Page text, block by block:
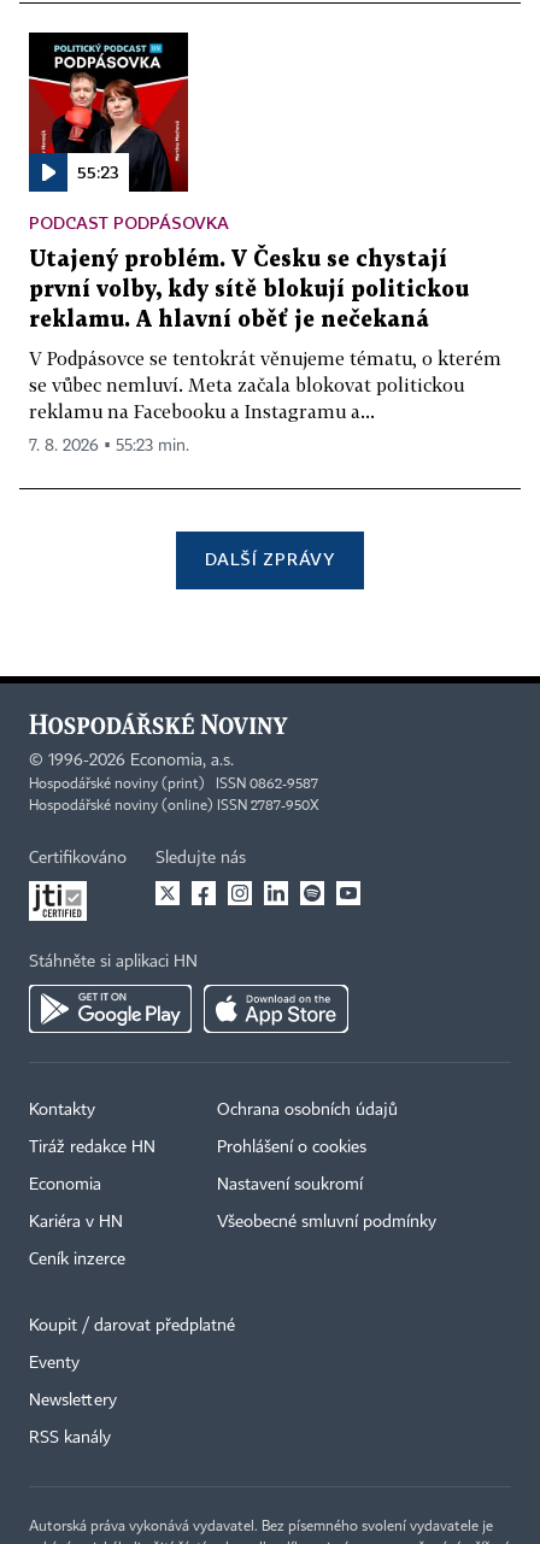
55:23
PODCAST PODPÁSOVKA
Utajený problém. V Česku se chystají
první volby, kdy sítě blokují politickou
reklamu. A hlavní oběť je nečekaná
V Podpásovce se tentokrát věnujeme tématu, o kterém
se vůbec nemluví. Meta začala blokovat politickou
reklamu na Facebooku a Instagramu a...
7. 8. 2026 ▪ 55:23 min.
DALŠÍ ZPRÁVY
© 1996-2026 Economia, a.s.
Hospodářské noviny (print) ISSN 0862-9587
Hospodářské noviny (online) ISSN 2787-950X
Certifikováno Sledujte nás
Stáhněte si aplikaci HN
Kontakty
Tiráž redakce HN
Economia
Kariéra v HN
Ceník inzerce
Ochrana osobních údajů
Prohlášení o cookies
Nastavení soukromí
Všeobecné smluvní podmínky
Koupit / darovat předplatné
Eventy
Newslettery
RSS kanály
Autorská práva vykonává vydavatel. Bez písemného svolení vydavatele je